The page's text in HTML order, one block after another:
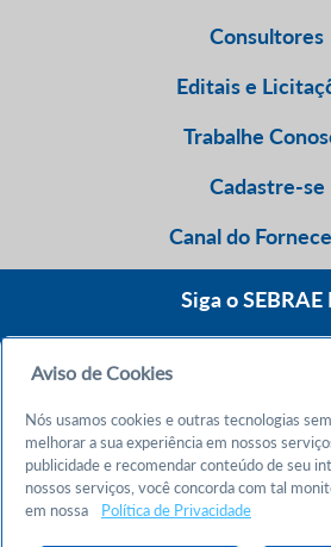
Consultores
Editais e
Trabalhe
Cadastre-se
Canal do
Siga o SEBRAE
Atendimento
Chame no
Aviso de Cookies
Nós usamos cookies e outras tecnologias
melhorar a sua experiência em nossos
publicidade e recomendar conteúdo de seu
nossos serviços, você concorda com tal
em nossa
Política de Privacidade